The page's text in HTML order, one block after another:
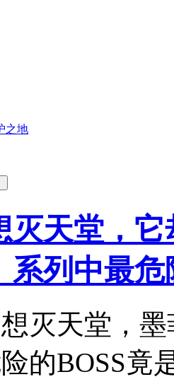
之地
灭天堂，
系列中最
灭天堂，
的BOSS竟